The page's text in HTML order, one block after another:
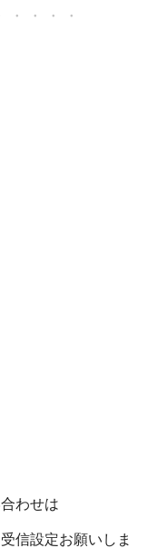
わせは
信設定お願いしま